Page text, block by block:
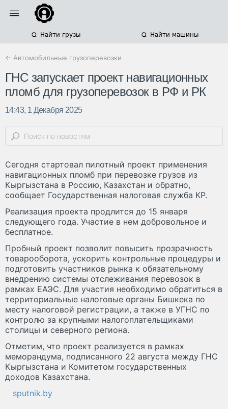
Найти грузы Найти машины
← Автомобильные грузоперевозки
ГНС запускает проект навигационных
пломб для грузоперевозок в РФ и РК
14:43, 1 Декабря 2025
Сегодня стартовал пилотный проект применения
навигационных пломб при перевозке грузов из
Кыргызстана в Россию, Казахстан и обратно,
сообщает Государственная налоговая служба КР.
Реализация проекта продлится до 15 января
следующего года. Участие в нем добровольное и
бесплатное.
Пробный проект позволит повысить прозрачность
товарооборота, ускорить контрольные процедуры и
подготовить участников рынка к обязательному
внедрению системы отслеживания перевозок в
рамках ЕАЭС. Для участия необходимо обратиться в
территориальные налоговые органы Бишкека по
месту налоговой регистрации, а также в УГНС по
контролю за крупными налогоплательщиками
столицы и северного региона.
Отметим, что проект реализуется в рамках
меморандума, подписанного 22 августа между ГНС
Кыргызстана и Комитетом государственных
доходов Казахстана.
sputnik.by